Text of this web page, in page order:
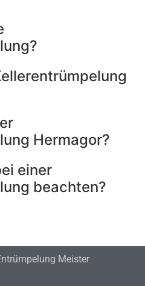
Hermagor?
einer
beachten?
Meister